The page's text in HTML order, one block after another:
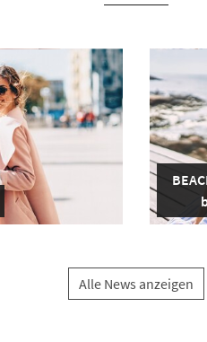
Alle News anzeigen